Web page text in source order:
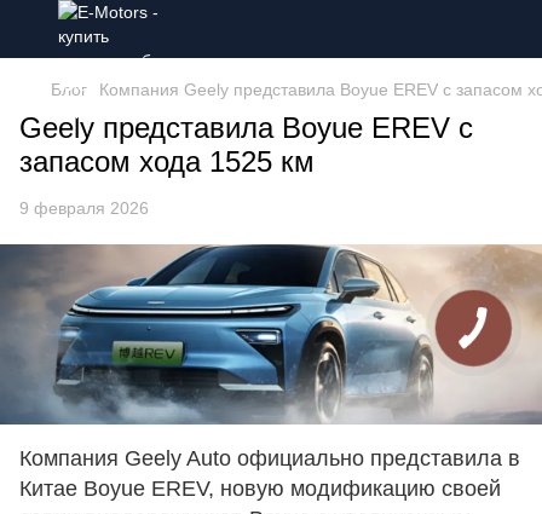
Блог Компания Geely представила Boyue EREV с запасом
Geely представила Boyue EREV с
запасом хода 1525 км
9 февраля 2026
Компания Geely Auto официально представила в
Китае Boyue EREV, новую модификацию своей